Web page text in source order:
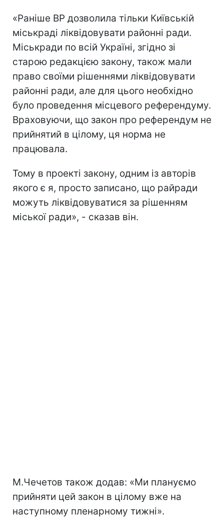
«Раніше ВР дозволила тільки Київській
міськраді ліквідовувати районні ради.
Міськради по всій Україні, згідно зі
старою редакцією закону, також мали
право своїми рішеннями ліквідовувати
районні ради, але для цього необхідно
було проведення місцевого референдуму.
Враховуючи, що закон про референдум не
прийнятий в цілому, ця норма не
працювала.
Тому в проекті закону, одним із авторів
якого є я, просто записано, що райради
можуть ліквідовуватися за рішенням
міської ради», - сказав він.
М.Чечетов також додав: «Ми плануємо
прийняти цей закон в цілому вже на
наступному пленарному тижні».